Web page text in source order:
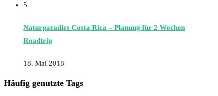
5
Naturparadies Costa Rica – Planung für 2 Wochen
Roadtrip
18. Mai 2018
Häufig genutzte Tags